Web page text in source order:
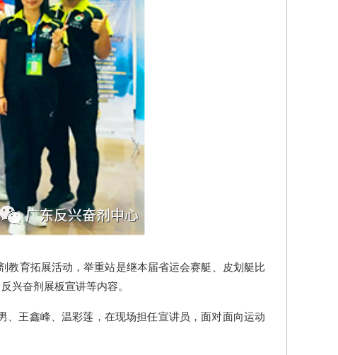
教育拓展活动，举重站是继本届省运会赛艇、皮划艇比
兴奋剂展板宣讲等内容。
王鑫峰、温彩莲，在现场担任宣讲员，面对面向运动